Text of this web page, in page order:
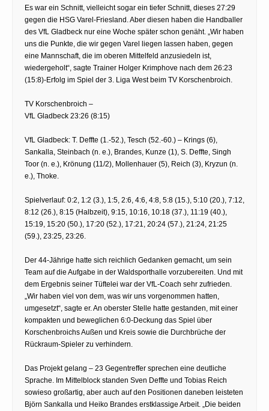
Es war ein Schnitt, vielleicht sogar ein tiefer Schnitt, dieses 27:29
gegen die HSG Varel-Friesland. Aber diesen haben die Handballer
des VfL Gladbeck nur eine Woche später schon genäht. „Wir haben
uns die Punkte, die wir gegen Varel liegen lassen haben, gegen
eine Mannschaft, die im oberen Mittelfeld anzusiedeln ist,
wiedergeholt“, sagte Trainer Holger Krimphove nach dem 26:23
(15:8)-Erfolg im Spiel der 3. Liga West beim TV Korschenbroich.
TV Korschenbroich –
VfL Gladbeck 23:26 (8:15)
VfL Gladbeck: T. Deffte (1.-52.), Tesch (52.-60.) – Krings (6),
Sankalla, Steinbach (n. e.), Brandes, Kunze (1), S. Deffte, Singh
Toor (n. e.), Krönung (11/2), Mollenhauer (5), Reich (3), Kryzun (n.
e.), Thoke.
Spielverlauf: 0:2, 1:2 (3.), 1:5, 2:6, 4:6, 4:8, 5:8 (15.), 5:10 (20.), 7:12,
8:12 (26.), 8:15 (Halbzeit), 9:15, 10:16, 10:18 (37.), 11:19 (40.),
15:19, 15:20 (50.), 17:20 (52.), 17:21, 20:24 (57.), 21:24, 21:25
(59.), 23:25, 23:26.
Der 44-Jährige hatte sich reichlich Gedanken gemacht, um sein
Team auf die Aufgabe in der Waldsporthalle vorzubereiten. Und mit
dem Er­gebnis seiner Tüftelei war der VfL-Coach sehr zufrieden.
„Wir haben viel von dem, was wir uns vorgenommen hatten,
umgesetzt“, sagte er. An oberster Stelle hatte gestanden, mit einer
kompakten und beweglichen 6:0-Deckung das Spiel über
Korschenbroichs Außen und Kreis sowie die Durchbrüche der
Rückraum-Spieler zu verhindern.
Das Projekt gelang – 23 Gegentreffer sprechen eine deutliche
Sprache. Im Mittelblock standen Sven Deffte und Tobias Reich
sowieso großartig, aber auch auf den Positionen daneben leisteten
Björn Sankalla und Heiko Brandes erstklassige Arbeit. „Die beiden